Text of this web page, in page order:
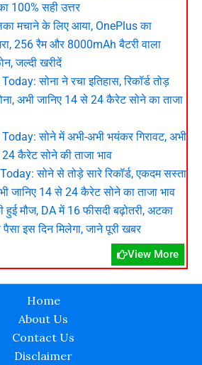
100% सही उत्तर
मचाने के लिए आया, OnePlus का
256 रैम और 8000mAh बैटरी वाला
जल्दी खरीदें
सोना ने रचा इतिहास, रिकॉर्ड तोड़
अभी जानिए 14 से 24 कैरेट सोने का ताजा
सोने में अभी-अभी भयंकर गिरावट, अभी
कैरेट सोने की ताजा भाव
सोने से तोड़े सारे रिकॉर्ड, एकदम सस्ता
जानिए 14 से 24 कैरेट सोने का ताजा भाव
हुई मौज, DA में 16 फीसदी बढ़ोतरी, अटका
पैसा इस दिन मिलेगा, जाने पूरी खबर
View More
Home
About Us
Contact Us
Disclaimer